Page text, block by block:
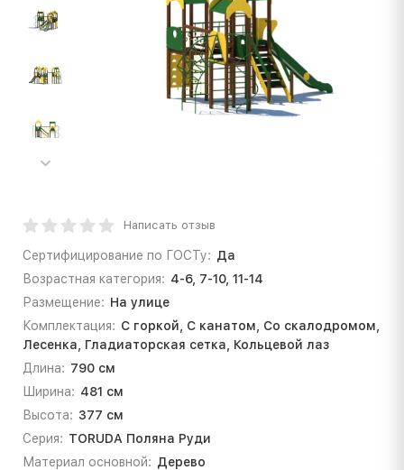
Написать отзыв
Сертифицирование по ГОСТу: Да
Возрастная категория: 4-6, 7-10, 11-14
Размещение: На улице
Комплектация: С горкой, С канатом, Со скалодромом,
Лесенка, Гладиаторская сетка, Кольцевой лаз
Длина: 790 см
Ширина: 481 см
Высота: 377 см
Серия: TORUDA Поляна Руди
Материал основной: Дерево